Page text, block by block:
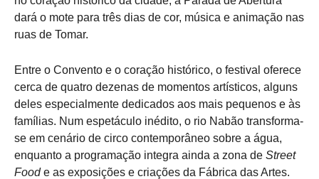
dará o mote para três dias de cor, música e animação nas
ruas de Tomar.
Entre o Convento e o coração histórico, o festival oferece
cerca de quatro dezenas de momentos artísticos, alguns
deles especialmente dedicados aos mais pequenos e às
famílias. Num espetáculo inédito, o rio Nabão transforma-
se em cenário de circo contemporâneo sobre a água,
enquanto a programação integra ainda a zona de Street
Foode as exposições e criações da Fábrica das Artes.